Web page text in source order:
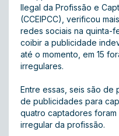
Ilegal da Profissão e
(CCEIPCC), verificou
redes sociais na quinta-
coibir a publicidade
até o momento, em 15
irregulares.
Entre essas, seis são de
de publicidades para
quatro captadores
irregular da profissão.